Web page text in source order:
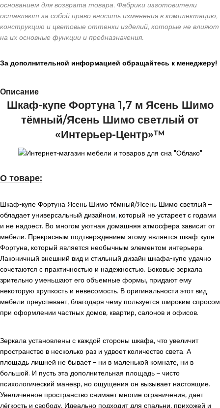
основанием для возврата товара. Фабрики изготовители
оставляют за собой право вносить изменения в комплектацию,
конструкцию и цветовые оттенки изделий, которые не влияют
на их основные функции и предназначения.
За дополнительной информацией обращайтесь к менеджеру!
Описание
Шкаф-купе Фортуна 1,7 м Ясень Шимо
тёмный/Ясень Шимо светлый от
«Интерьер-Центр»™
О товаре:
Шкаф-купе Фортуна Ясень Шимо тёмный/Ясень Шимо светлый –
обладает универсальный дизайном, который не устареет с годами
и не надоест. Во многом уютная домашняя атмосфера зависит от
мебели. Прекрасным подтверждением этому является шкаф-купе
Фортуна, который является необычным элементом интерьера.
Лаконичный внешний вид и стильный дизайн шкафа-купе удачно
сочетаются с практичностью и надежностью. Боковые зеркала
зрительно уменьшают его объемные формы, придают ему
некоторую хрупкость и невесомость. В оригинальности этот вид
мебели преуспевает, благодаря чему пользуется широким спросом
при оформлении частных домов, квартир, салонов и офисов.
Зеркала установлены с каждой стороны шкафа, что увеличит
пространство в несколько раз и удвоет количество света. А
площадь лишней не бывает – ни в маленькой комнате, ни в
большой. И пусть эта дополнительная площадь – чисто
психологический маневр, но ощущения он вызывает настоящие.
Увеличенное пространство снимает многие ограничения, дает
лёгкость и свободу. Идеально подходит для спальни, прихожей и